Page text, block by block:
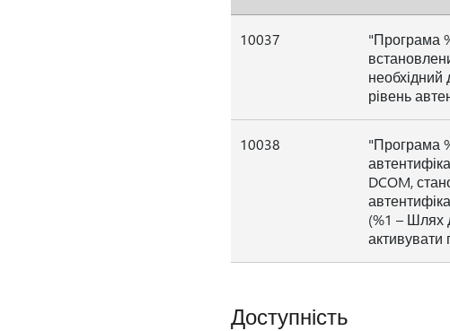
10037
"Програма
необхідний
рівень
10038
"Програма
DCOM,
(%1 – Шлях
активувати
Доступність